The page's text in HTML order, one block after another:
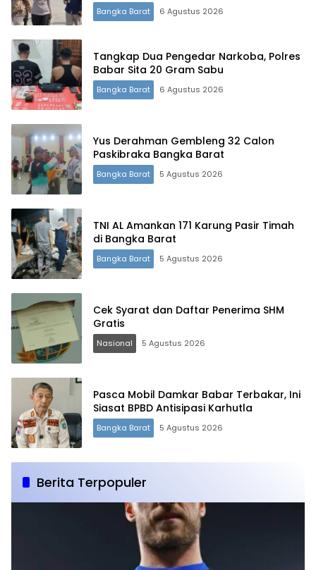
Bangka Barat 6 Agustus 2026
Tangkap Dua Pengedar Narkoba, Polres
Babar Sita 20 Gram Sabu
Bangka Barat 6 Agustus 2026
Yus Derahman Gembleng 32 Calon
Paskibraka Bangka Barat
Bangka Barat 5 Agustus 2026
TNI AL Amankan 171 Karung Pasir Timah
di Bangka Barat
Bangka Barat 5 Agustus 2026
Cek Syarat dan Daftar Penerima SHM
Gratis
Nasional 5 Agustus 2026
Pasca Mobil Damkar Babar Terbakar, Ini
Siasat BPBD Antisipasi Karhutla
Bangka Barat 5 Agustus 2026
Berita Terpopuler